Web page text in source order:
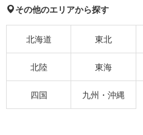
その他のエリアから探す
北海道 東北
北陸 東海
四国 九州・沖縄